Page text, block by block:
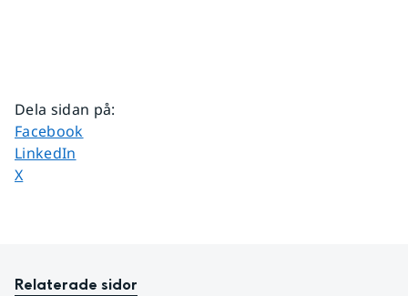
Dela sidan på:
Dela sidan på
Facebook
Dela sidan på
LinkedIn
Dela sidan på
X
Relaterade sidor